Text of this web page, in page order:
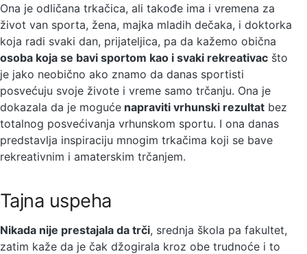
Ona je odličana trkačica, ali takođe ima i vremena za
život van sporta, žena, majka mladih dečaka, i doktorka
koja radi svaki dan, prijateljica, pa da kažemo obična
osoba koja se bavi sportom kao i svaki rekreativac što
je jako neobično ako znamo da danas sportisti
posvećuju svoje živote i vreme samo trčanju. Ona je
dokazala da je moguće napraviti vrhunski rezultat bez
totalnog posvećivanja vrhunskom sportu. I ona danas
predstavlja inspiraciju mnogim trkačima koji se bave
rekreativnim i amaterskim trčanjem.
Tajna uspeha
Nikada nije prestajala da trči, srednja škola pa fakultet,
zatim kaže da je čak džogirala kroz obe trudnoće i to